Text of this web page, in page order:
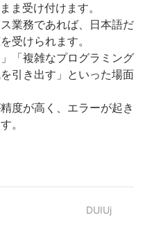
ま受け付けます。
業務であれば、日本語だ
受けられます。
「複雑なプログラミング
引き出す」といった場面
度が高く、エラーが起き
。
DUIUj